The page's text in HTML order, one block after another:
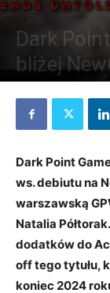
Dark
bliżej
Dark Point
ws. debiutu na
warszawską
Natalia
dodatków do
off tego tytułu,
koniec 2024